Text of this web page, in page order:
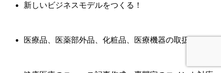
新しいビジネスモデルをつくる！
医療品、医薬部外品、化粧品、医療機器の取扱いなら